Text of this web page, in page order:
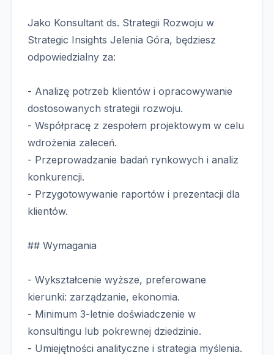
Jako Konsultant ds. Strategii Rozwoju w
Strategic Insights Jelenia Góra, będziesz
odpowiedzialny za:
- Analizę potrzeb klientów i opracowywanie
dostosowanych strategii rozwoju.
- Współpracę z zespołem projektowym w celu
wdrożenia zaleceń.
- Przeprowadzanie badań rynkowych i analiz
konkurencji.
- Przygotowywanie raportów i prezentacji dla
klientów.
## Wymagania
- Wykształcenie wyższe, preferowane
kierunki: zarządzanie, ekonomia.
- Minimum 3-letnie doświadczenie w
konsultingu lub pokrewnej dziedzinie.
- Umiejętności analityczne i strategia myślenia.